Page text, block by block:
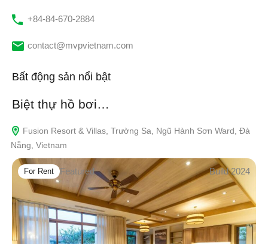
‭+84-84-670-2884‬
contact@mvpvietnam.com
Bất động sản nổi bật
Biệt thự hồ bơi…
Fusion Resort & Villas, Trường Sa, Ngũ Hành Sơn Ward, Đà
Nẵng, Vietnam
For Rent Featured Build 2024